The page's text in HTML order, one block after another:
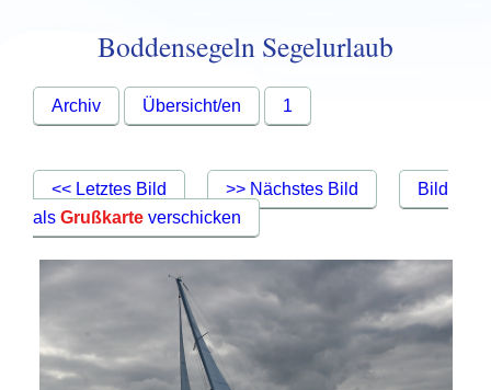
Boddensegeln Segelurlaub
Archiv Übersicht/en 1
<< Letztes Bild >> Nächstes Bild
Bild
alsGrußkarte verschicken